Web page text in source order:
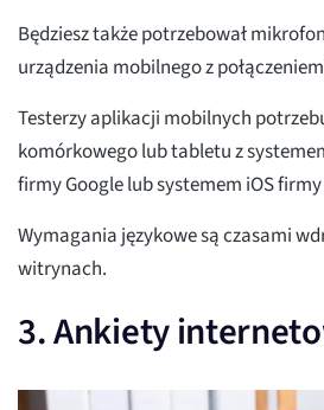
Będziesz także potrzebował
urządzenia mobilnego z
Testerzy aplikacji mobilnych
komórkowego lub tabletu z
firmy Google lub systemem iOS
Wymagania językowe są czasami
witrynach.
3. Ankiety